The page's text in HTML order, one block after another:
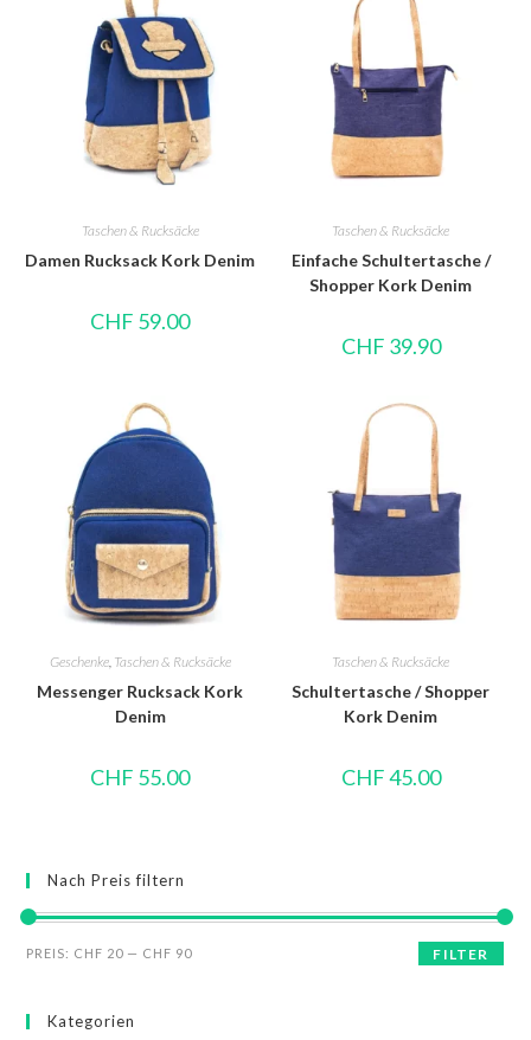
Taschen & Rucksäcke
Damen Rucksack Kork Denim
CHF 59.00
Taschen & Rucksäcke
Einfache Schultertasche /
Shopper Kork Denim
CHF 39.90
Geschenke, Taschen & Rucksäcke
Messenger Rucksack Kork
Denim
CHF 55.00
Taschen & Rucksäcke
Schultertasche / Shopper
Kork Denim
CHF45.00
Nach Preis filtern
FILTER
PREIS: CHF 20 — CHF 90
Kategorien